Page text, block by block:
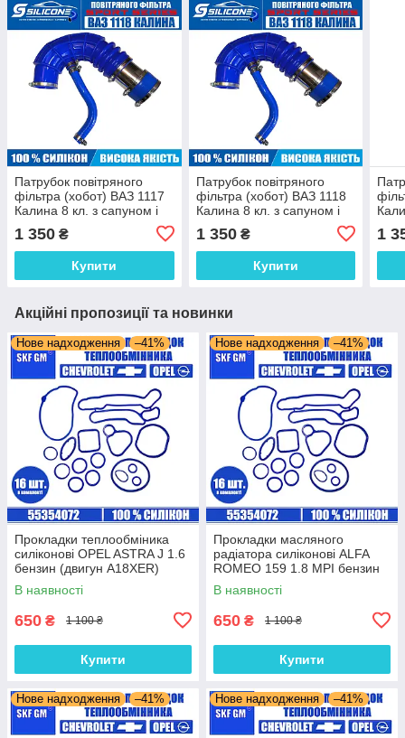
Патрубок повітряного
фільтра (хобот) ВАЗ 1117
Калина 8 кл. з сапуном і
SPORT SERIES
1 350 ₴
Купити
Патрубок повітряного
фільтра (хобот) ВАЗ 1118
Калина 8 кл. з сапуном і
SPORT SERIES
1 350₴
Купити
1
Акційні пропозиції та новинки
Нове надходження –41%
Прокладки теплообміника
силіконові OPEL ASTRA J 1.6
бензин (двигун A18XER)
комплект 16 шт.
В наявності
650 ₴ 1 100 ₴
Купити
Нове надходження –41%
Прокладки масляного
радіатора силіконові ALFA
ROMEO 159 1.8 MPI бензин
(двигун 939A4.000) комплект
16 шт.
В наявності
650 ₴ 1 100 ₴
Купити
Нове надходження –41% Нове надходження –41%